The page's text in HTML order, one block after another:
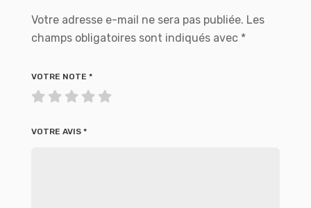
Votre adresse e-mail ne sera pas publiée. Les
champs obligatoires sont indiqués avec *
VOTRE NOTE *
VOTRE AVIS *